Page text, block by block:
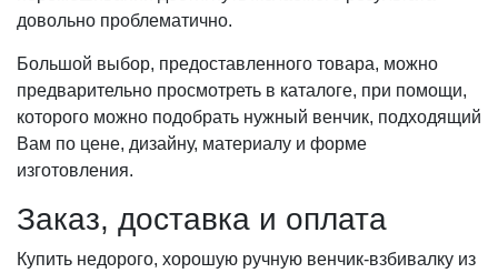
довольно проблематично.
Большой выбор, предоставленного товара, можно
предварительно просмотреть в каталоге, при помощи,
которого можно подобрать нужный венчик, подходящий
Вам по цене, дизайну, материалу и форме
изготовления.
Заказ, доставка и оплата
Купить недорого, хорошую ручную венчик-взбивалку из